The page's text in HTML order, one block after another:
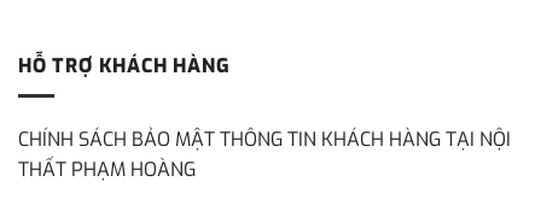
HỖ TRỢ KHÁCH HÀNG
CHÍNH SÁCH BẢO MẬT THÔNG TIN KHÁCH HÀNG TẠI NỘI
THẤT PHẠM HOÀNG